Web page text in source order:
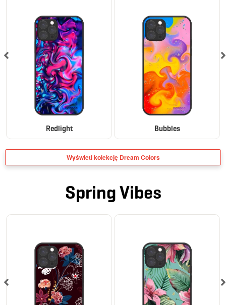
Redlight Bubbles
Wyświetl kolekcję Dream Colors
Spring Vibes